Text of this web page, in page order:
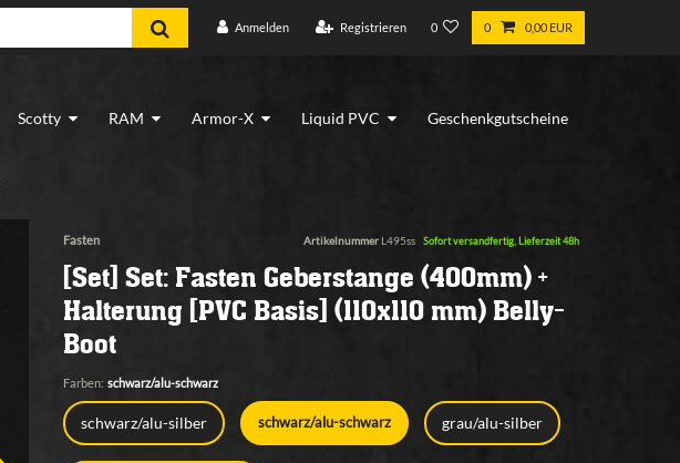
Anmelden Registrieren 0 0 0,00 EUR
Scotty RAM Armor-X Liquid PVC Geschenkgutscheine
Fasten Artikelnummer L495ss Sofort versandfertig, Lieferzeit 48h
[Set] Set: Fasten Geberstange (400mm) +
Halterung [PVC Basis] (110x110 mm) Belly-
Boot
Farben: schwarz/alu-schwarz
schwarz/alu-silber schwarz/alu-schwarz grau/alu-silber